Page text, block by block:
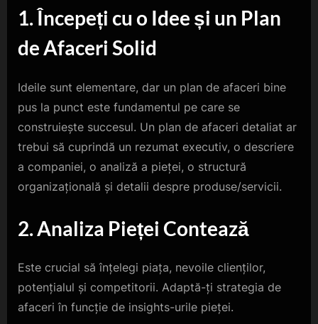
1. Începeți cu o Idee și un Plan
de Afaceri Solid
Ideile sunt elementare, dar un plan de afaceri bine
pus la punct este fundamentul pe care se
construiește succesul. Un plan de afaceri detaliat ar
trebui să cuprindă un rezumat executiv, o descriere
a companiei, o analiză a pieței, o structură
organizațională și detalii despre produse/servicii.
2. Analiza Pieței Contează
Este crucial să înțelegi piața, nevoile clienților,
potențialul și competitorii. Adaptă-ți strategia de
afaceri în funcție de insights-urile pieței.